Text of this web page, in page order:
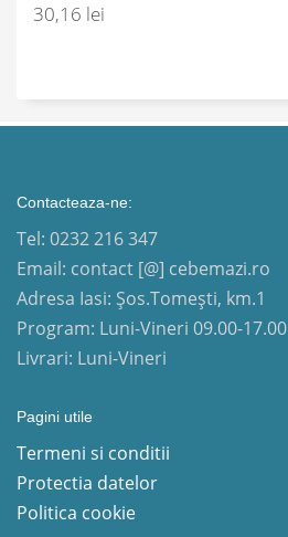
30,16 lei
Contacteaza-ne:
Tel: 0232 216 347
Email: contact [@] cebemazi.ro
Adresa Iasi: Șos.Tomești, km.1
Program: Luni-Vineri 09.00-17.00
Livrari: Luni-Vineri
Pagini utile
Termeni si conditii
Protectia datelor
Politica cookie